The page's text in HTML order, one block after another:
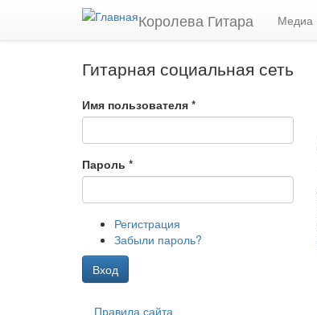
Перейти к основному содержанию
Королева Гитара Медиа
Гитарная социальная сеть
Имя пользователя *
Пароль *
Регистрация
Забыли пароль?
Вход
Правила сайта